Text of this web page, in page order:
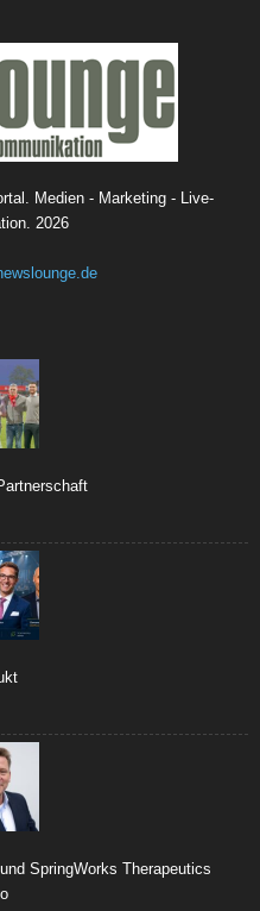
Medien - Marketing - Live-
2026
SpringWorks Therapeutics